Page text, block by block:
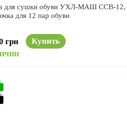
для сушки обуви УХЛ-МАШ ССВ-12,
для 12 пар обуви
грн Купить